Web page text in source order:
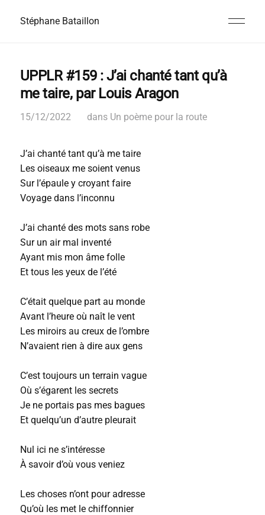
Stéphane Bataillon
UPPLR #159 : J’ai chanté tant qu’à
me taire, par Louis Aragon
15/12/2022 dans Un poème pour la route
J’ai chanté tant qu’à me taire
Les oiseaux me soient venus
Sur l’épaule y croyant faire
Voyage dans l’inconnu
J’ai chanté des mots sans robe
Sur un air mal inventé
Ayant mis mon âme folle
Et tous les yeux de l’été
C’était quelque part au monde
Avant l’heure où naît le vent
Les miroirs au creux de l’ombre
N’avaient rien à dire aux gens
C’est toujours un terrain vague
Où s’égarent les secrets
Je ne portais pas mes bagues
Et quelqu’un d’autre pleurait
Nul ici ne s’intéresse
À savoir d’où vous veniez
Les choses n’ont pour adresse
Qu’où les met le chiffonnier